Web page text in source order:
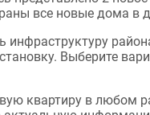
все новые дома в
инфраструктуру
Выберите
квартиру в любом